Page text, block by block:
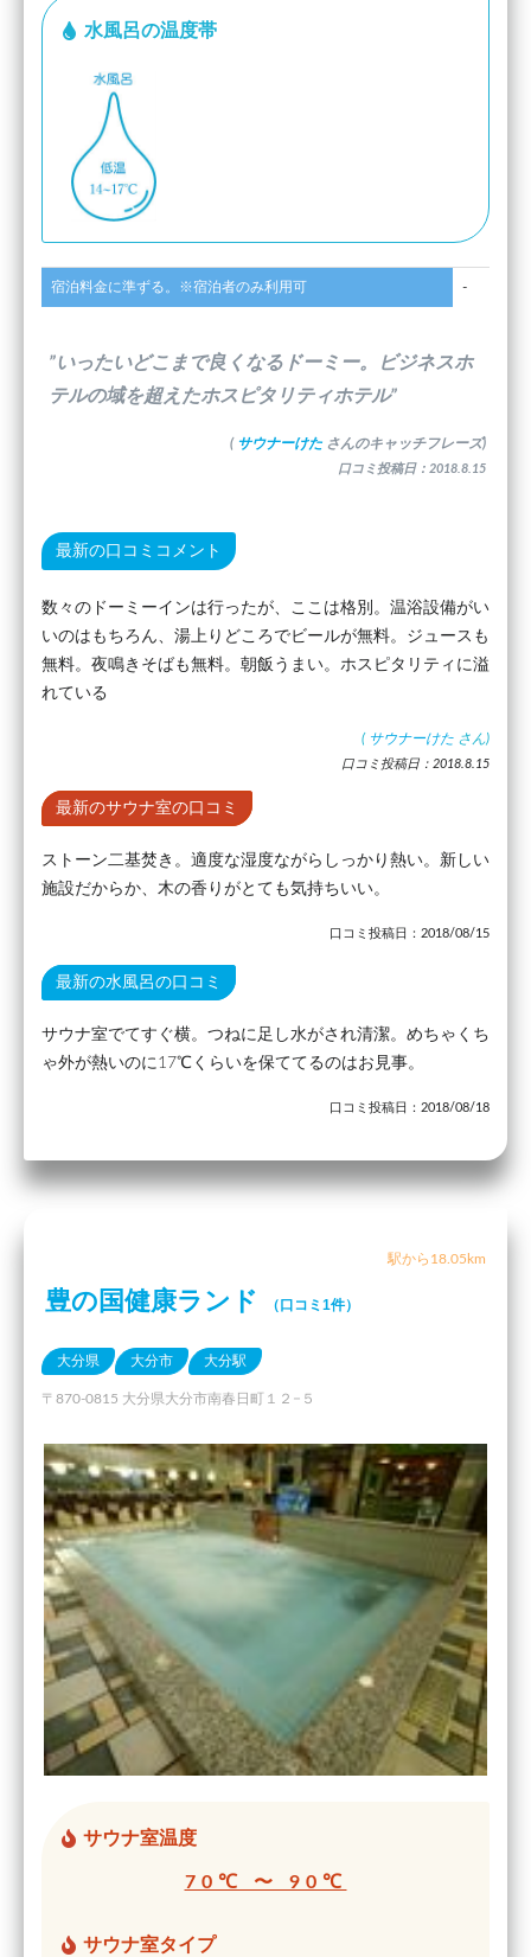
水風呂の温度帯
宿泊料金に準ずる。※宿泊者のみ利用可 -
”いったいどこまで良くなるドーミー。ビジネスホ
テルの域を超えたホスピタリティホテル”
( サウナーけた さんのキャッチフレーズ)
口コミ投稿日：2018.8.15
最新の口コミコメント
数々のドーミーインは行ったが、ここは格別。温浴設備がい
いのはもちろん、湯上りどころでビールが無料。ジュースも
無料。夜鳴きそばも無料。朝飯うまい。ホスピタリティに溢
れている
( サウナーけた さん)
口コミ投稿日：2018.8.15
最新のサウナ室の口コミ
ストーン二基焚き。適度な湿度ながらしっかり熱い。新しい
施設だからか、木の香りがとても気持ちいい。
口コミ投稿日：2018/08/15
最新の水風呂の口コミ
サウナ室でてすぐ横。つねに足し水がされ清潔。めちゃくち
ゃ外が熱いのに17℃くらいを保ててるのはお見事。
口コミ投稿日：2018/08/18
駅から18.05km
豊の国健康ランド （口コミ1件）
大分県 大分市 大分駅
〒870-0815 大分県大分市南春日町１２−５
サウナ室温度
70℃ 〜 90℃
サウナ室タイプ